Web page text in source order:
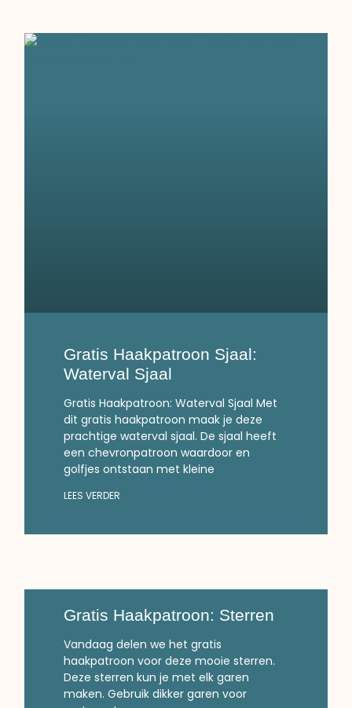
Gratis Haakpatroon Sjaal:
Waterval Sjaal
Gratis Haakpatroon: Waterval Sjaal Met
dit gratis haakpatroon maak je deze
prachtige waterval sjaal. De sjaal heeft
een chevronpatroon waardoor en
golfjes ontstaan met kleine
LEES VERDER
Gratis Haakpatroon: Sterren
Vandaag delen we het gratis
haakpatroon voor deze mooie sterren.
Deze sterren kun je met elk garen
maken. Gebruik dikker garen voor